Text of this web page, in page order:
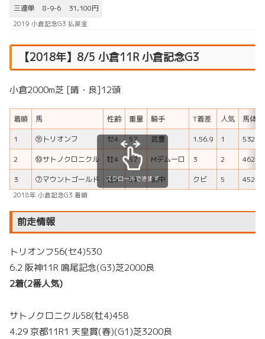
三連単 8-9-6 31,100円
2019 小倉記念G3 払戻金
【2018年】8/5 小倉11R 小倉記念G3
小倉2000m芝 [晴・良]12頭
着順 馬 性齢 重量 騎手 T着差 人気
馬体重
1
⑪トリオンフ セ4 57 武豊 1.56.9 1
532
2
⑩サトノクロニクル 牡4 57 Mデムーロ 3 2
462
3
⑦マウントゴールド 牡5 54 浜中 クビ 5 452
スクロールできます
2018年 小倉記念G3 着順
前走情報
トリオンフ56(セ4)530
6.2 阪神11R 鳴尾記念(G3)芝2000良
2着(2番人気)
サトノクロニクル58(牡4)458
4.29 京都11R1 天皇賞(春)(G1)芝3200良